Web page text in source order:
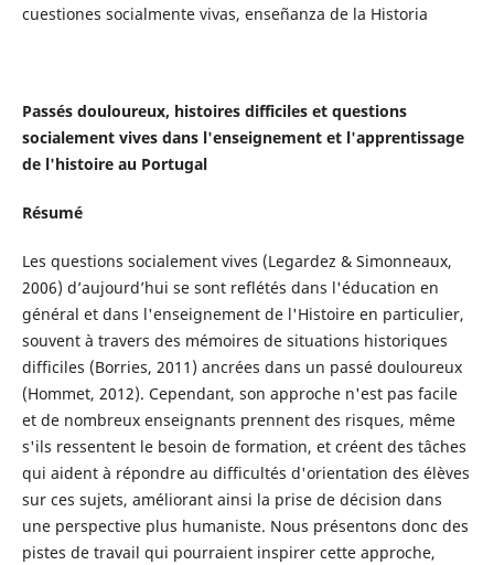
cuestiones socialmente vivas, enseñanza de la Historia
Passés douloureux, histoires difficiles et questions
socialement vives dans l'enseignement et l'apprentissage
de l'histoire au Portugal
Résumé
Les questions socialement vives (Legardez & Simonneaux,
2006) d’aujourd’hui se sont reflétés dans l'éducation en
général et dans l'enseignement de l'Histoire en particulier,
souvent à travers des mémoires de situations historiques
difficiles (Borries, 2011) ancrées dans un passé douloureux
(Hommet, 2012). Cependant, son approche n'est pas facile
et de nombreux enseignants prennent des risques, même
s'ils ressentent le besoin de formation, et créent des tâches
qui aident à répondre au difficultés d'orientation des élèves
sur ces sujets, améliorant ainsi la prise de décision dans
une perspective plus humaniste. Nous présentons donc des
pistes de travail qui pourraient inspirer cette approche,